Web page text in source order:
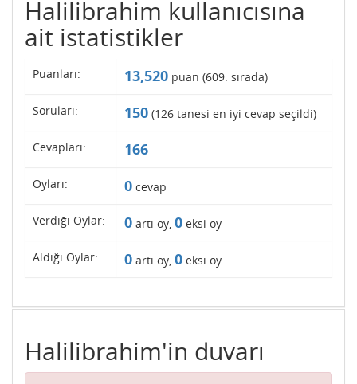
Halilibrahim kullanıcısına
ait istatistikler
Puanları: 13,520 puan (609. sırada)
Soruları: 150 (126 tanesi en iyi cevap seçildi)
Cevapları: 166
Oyları: 0 cevap
Verdiği Oylar: 0 artı oy, 0 eksi oy
Aldığı Oylar: 0 artı oy, 0 eksi oy
Halilibrahim'in duvarı